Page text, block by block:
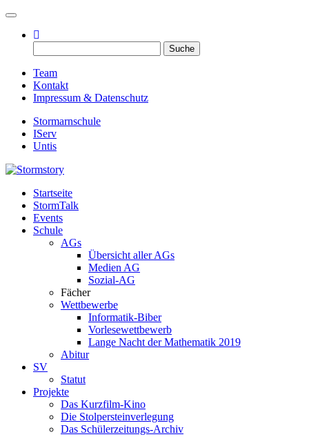
Toggle navigation
nach:
Team
Kontakt
Impressum & Datenschutz
Stormarnschule
IServ
Untis
Stormstory
Eure digitale Schülerzeitung
Startseite
StormTalk
Events
Schule
AGs
Übersicht aller AGs
Medien AG
Sozial-AG
Fächer
Wettbewerbe
Informatik-Biber
Vorlesewettbewerb
Lange Nacht der Mathematik 2019
Abitur
SV
Statut
Projekte
Das Kurzfilm-Kino
Die Stolpersteinverlegung
Das Schülerzeitungs-Archiv